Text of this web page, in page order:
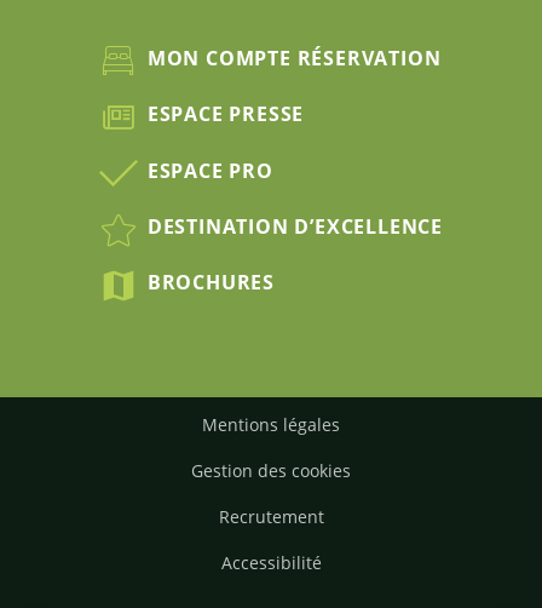
MON COMPTE RÉSERVATION
ESPACE PRESSE
ESPACE PRO
DESTINATION D’EXCELLENCE
BROCHURES
Mentions légales
Gestion des cookies
Recrutement
Accessibilité